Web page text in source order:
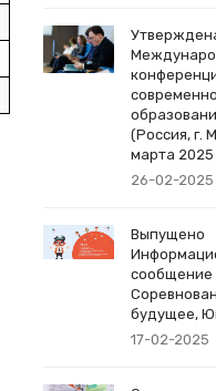
(Россия, г.
марта 2025
26-02-2025
Выпущено
сообщение
будущее,
17-02-2025